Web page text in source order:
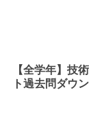
【全学年】技
ト過去問ダウ